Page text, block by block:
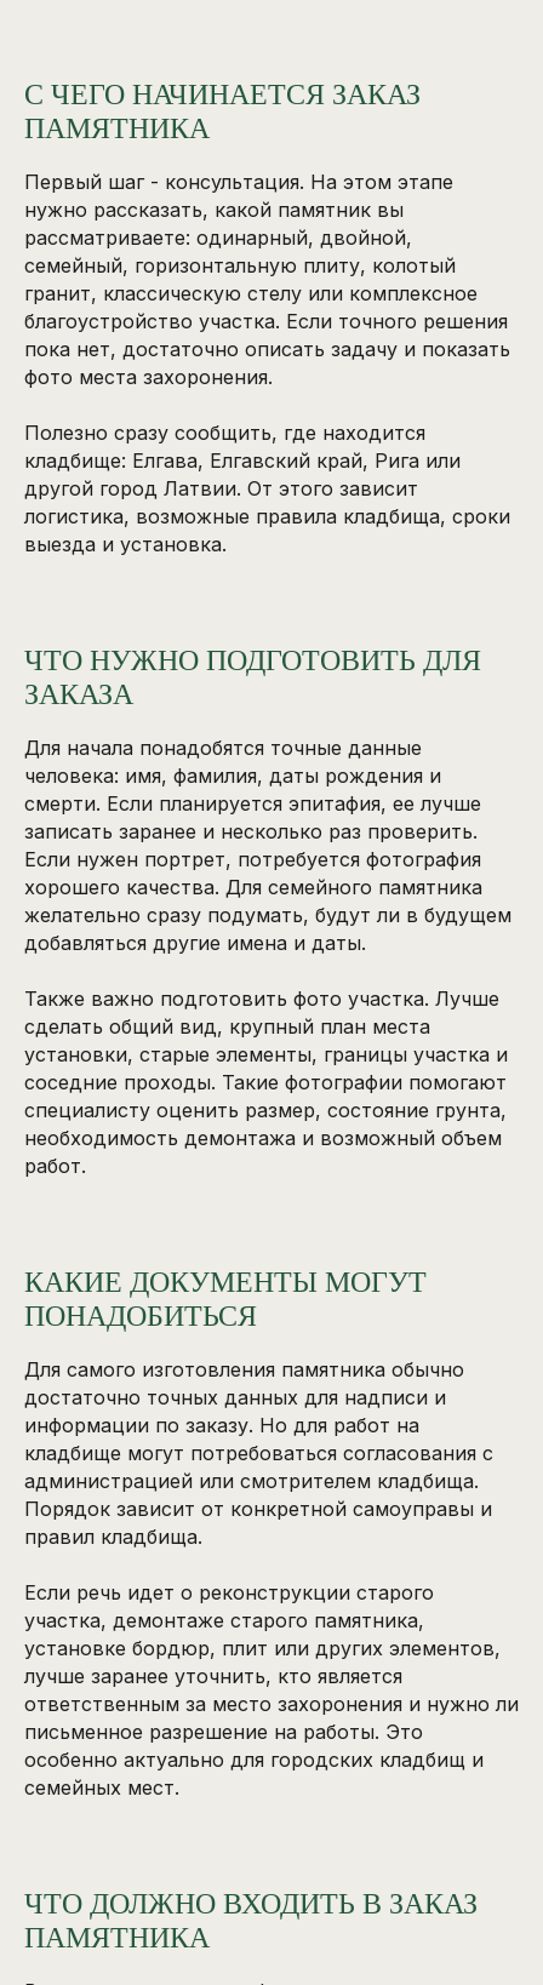
С ЧЕГО НАЧИНАЕТСЯ ЗАКАЗ
ПАМЯТНИКА
Первый шаг - консультация. На этом этапе
нужно рассказать, какой памятник вы
рассматриваете: одинарный, двойной,
семейный, горизонтальную плиту, колотый
гранит, классическую стелу или комплексное
благоустройство участка. Если точного решения
пока нет, достаточно описать задачу и показать
фото места захоронения.
Полезно сразу сообщить, где находится
кладбище: Елгава, Елгавский край, Рига или
другой город Латвии. От этого зависит
логистика, возможные правила кладбища, сроки
выезда и установка.
ЧТО НУЖНО ПОДГОТОВИТЬ ДЛЯ
ЗАКАЗА
Для начала понадобятся точные данные
человека: имя, фамилия, даты рождения и
смерти. Если планируется эпитафия, ее лучше
записать заранее и несколько раз проверить.
Если нужен портрет, потребуется фотография
хорошего качества. Для семейного памятника
желательно сразу подумать, будут ли в будущем
добавляться другие имена и даты.
Также важно подготовить фото участка. Лучше
сделать общий вид, крупный план места
установки, старые элементы, границы участка и
соседние проходы. Такие фотографии помогают
специалисту оценить размер, состояние грунта,
необходимость демонтажа и возможный объем
работ.
КАКИЕ ДОКУМЕНТЫ МОГУТ
ПОНАДОБИТЬСЯ
Для самого изготовления памятника обычно
достаточно точных данных для надписи и
информации по заказу. Но для работ на
кладбище могут потребоваться согласования с
администрацией или смотрителем кладбища.
Порядок зависит от конкретной самоуправы и
правил кладбища.
Если речь идет о реконструкции старого
участка, демонтаже старого памятника,
установке бордюр, плит или других элементов,
лучше заранее уточнить, кто является
ответственным за место захоронения и нужно ли
письменное разрешение на работы. Это
особенно актуально для городских кладбищ и
семейных мест.
ЧТО ДОЛЖНО ВХОДИТЬ В ЗАКАЗ
ПАМЯТНИКА